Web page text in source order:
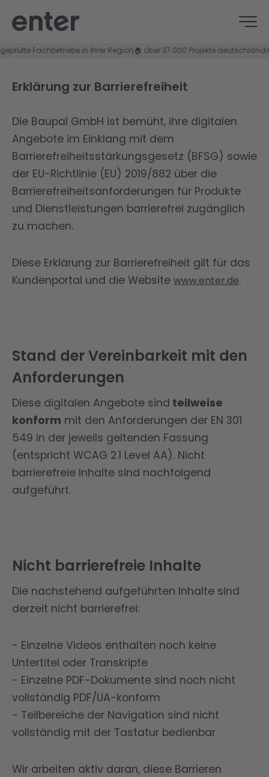
Fachbetriebe in Ihrer Region🏠 Über 37.000 Projekte
Erklärung zur Barrierefreiheit
Die Baupal GmbH ist bemüht, ihre digitalen
Angebote im Einklang mit dem
Barrierefreiheitsstärkungsgesetz (BFSG) sowie
der EU-Richtlinie (EU) 2019/882 über die
Barrierefreiheitsanforderungen für Produkte
und Dienstleistungen barrierefrei zugänglich
zu machen.
Diese Erklärung zur Barrierefreiheit gilt für das
Kundenportal und die Website www.enter.de.
Stand der Vereinbarkeit mit den
Anforderungen
Diese digitalen Angebote sind teilweise
konform mit den Anforderungen der EN 301
549 in der jeweils geltenden Fassung
(entspricht WCAG 2.1 Level AA). Nicht
barrierefreie Inhalte sind nachfolgend
aufgeführt.
Nicht barrierefreie Inhalte
Die nachstehend aufgeführten Inhalte sind
derzeit nicht barrierefrei:
- Einzelne Videos enthalten noch keine
Untertitel oder Transkripte
- Einzelne PDF-Dokumente sind noch nicht
vollständig PDF/UA-konform
- Teilbereiche der Navigation sind nicht
vollständig mit der Tastatur bedienbar
Wir arbeiten aktiv daran, diese Barrieren